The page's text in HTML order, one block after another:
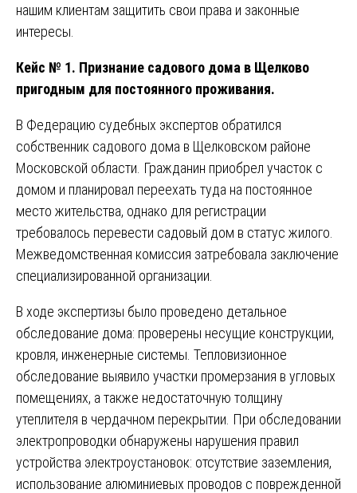
нашим клиентам защитить свои права и законные
интересы.
Кейс № 1. Признание садового дома в Щелково
пригодным для постоянного проживания.
В Федерацию судебных экспертов обратился
собственник садового дома в Щелковском районе
Московской области. Гражданин приобрел участок с
домом и планировал переехать туда на постоянное
место жительства, однако для регистрации
требовалось перевести садовый дом в статус жилого.
Межведомственная комиссия затребовала заключение
специализированной организации.
В ходе экспертизы было проведено детальное
обследование дома: проверены несущие конструкции,
кровля, инженерные системы. Тепловизионное
обследование выявило участки промерзания в угловых
помещениях, а также недостаточную толщину
утеплителя в чердачном перекрытии. При обследовании
электропроводки обнаружены нарушения правил
устройства электроустановок: отсутствие заземления,
использование алюминиевых проводов с поврежденной